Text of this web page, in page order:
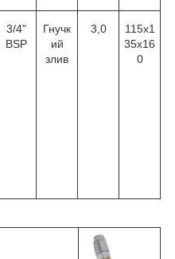
3/4"
BSP
Гнучк
ий
злив
3,0
115х1
35х16
0